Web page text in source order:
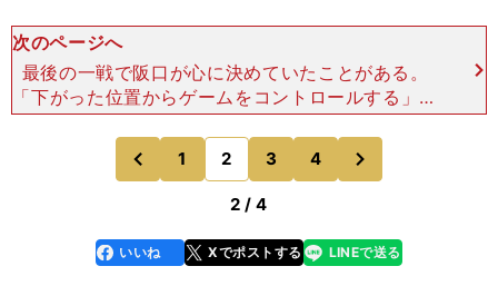
次のページへ
最後の一戦で阪口が心に決めていたことがある。
「下がった位置からゲームをコントロールする」こ
と。どうやっても、しっくりこなかった位置を自ら
引くことにしたのである。これがハマった。攻撃で
はピンポイントでス
前
のページへ
1 2 3 4
のページへ
2 / 4
faceboo
k
いいね Xでポストする
line LINEで送る